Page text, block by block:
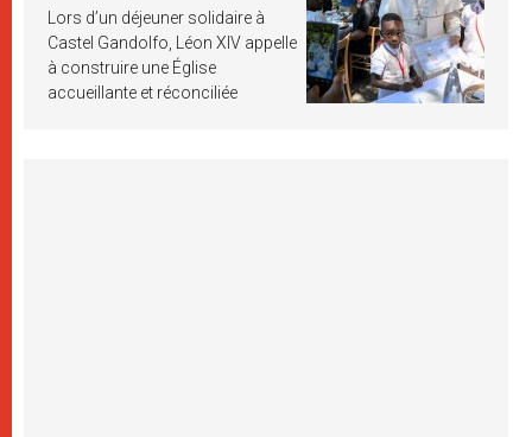
Lors d’un déjeuner solidaire à
Castel Gandolfo, Léon XIV appelle
à construire une Église
accueillante et réconciliée